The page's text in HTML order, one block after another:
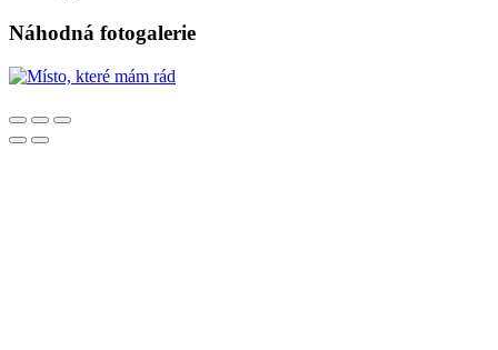
Náhodná fotogalerie